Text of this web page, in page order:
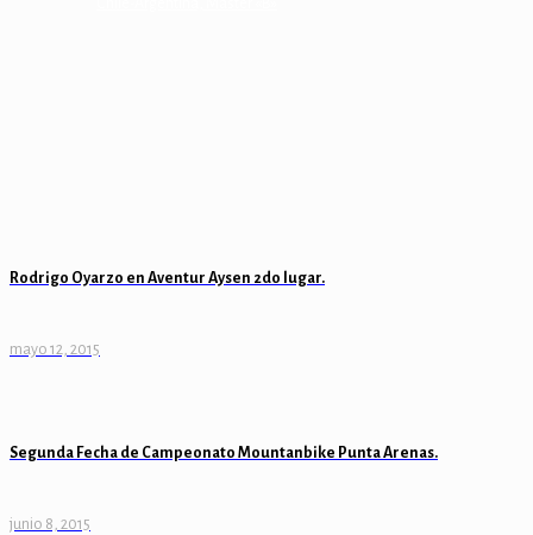
Rodrigo Oyarzo en Aventur Aysen 2do lugar.
mayo 12, 2015
Segunda Fecha de Campeonato Mountanbike Punta Arenas.
junio 8, 2015